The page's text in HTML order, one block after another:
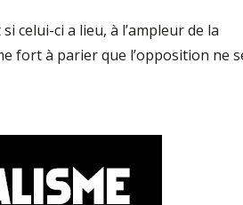
celui-ci a lieu, à l’ampleur de la
fort à parier que l’opposition ne